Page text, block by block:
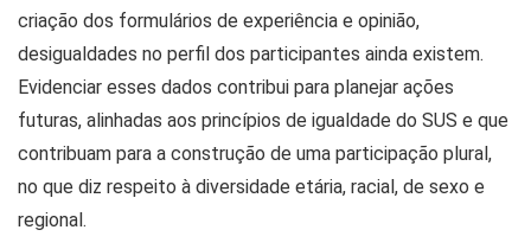
criação dos formulários de experiência e opinião,
desigualdades no perfil dos participantes ainda existem.
Evidenciar esses dados contribui para planejar ações
futuras, alinhadas aos princípios de igualdade do SUS e que
contribuam para a construção de uma participação plural,
no que diz respeito à diversidade etária, racial, de sexo e
regional.